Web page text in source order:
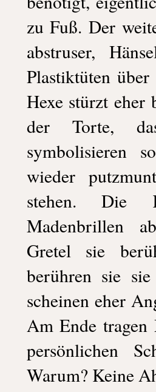
zu Fuß. Der
abstruser,
Plastiktüten
Hexe stürzt
der Torte,
symbolisieren
wieder
stehen. Die
Madenbrillen
Gretel sie
berühren sie
scheinen eher
Am Ende
persönlichen
Warum? Keine